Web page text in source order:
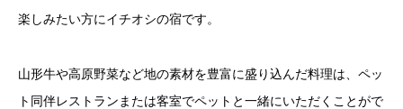
楽しみたい方にイチオシの宿です。
山形牛や高原野菜など地の素材を豊富に盛り込んだ料理は、ペッ
ト同伴レストランまたは客室でペットと一緒にいただくことがで